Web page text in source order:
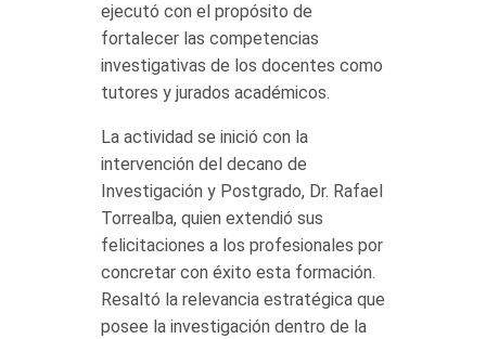
ejecutó con el propósito de
fortalecer las competencias
investigativas de los docentes como
tutores y jurados académicos.
La actividad se inició con la
intervención del decano de
Investigación y Postgrado, Dr. Rafael
Torrealba, quien extendió sus
felicitaciones a los profesionales por
concretar con éxito esta formación.
Resaltó la relevancia estratégica que
posee la investigación dentro de la